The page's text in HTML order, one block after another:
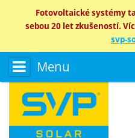
Fotovoltaické systémy
sebou 20 let zkušeností.
svp-
Menu